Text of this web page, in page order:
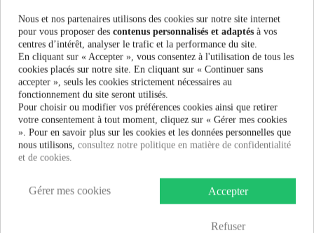
Plus que100,00 € et la livraison est offerte !
Guide des tailles
En savoir plus
Fiche technique
Marque
Nous et nos partenaires utilisons des cookies sur notre site internet
pour vous proposer des contenus personnalisés et adaptés à vos
centres d’intérêt, analyser le trafic et la performance du site.
En cliquant sur « Accepter », vous consentez à l'utilisation de tous les
cookies placés sur notre site. En cliquant sur « Continuer sans
accepter », seuls les cookies strictement nécessaires au
fonctionnement du site seront utilisés.
Pour choisir ou modifier vos préférences cookies ainsi que retirer
votre consentement à tout moment, cliquez sur « Gérer mes cookies
». Pour en savoir plus sur les cookies et les données personnelles que
nous utilisons, consultez notre politique en matière de confidentialité
et de cookies.
Accepter
Refuser
Gérer mes cookies